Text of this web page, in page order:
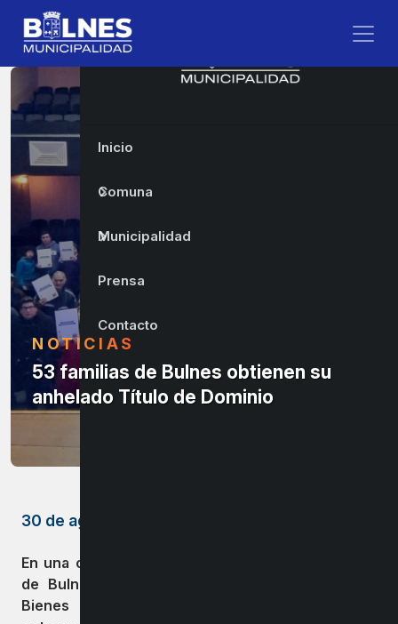
NOTICIAS
53 familias de Bulnes obtienen su
anhelado Título de Dominio
30 de agosto de 2023
En una ceremonia llena de simbolismos el alcalde
de Bulnes, Guillermo Yeber, junto al seremi de
Bienes Nacionales, Rodrigo Baeza, hicieron
Inicio
Comuna
Municipalidad
Prensa
Contacto